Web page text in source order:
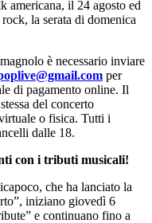
americana, il 24 agosto ed
la serata di domenica
è necessario inviare
per
di pagamento online. Il
del concerto
o fisica. Tutti i
dalle 18.
con i tributi musicali!
che ha lanciato la
iniziano giovedì 6
e continuano fino a